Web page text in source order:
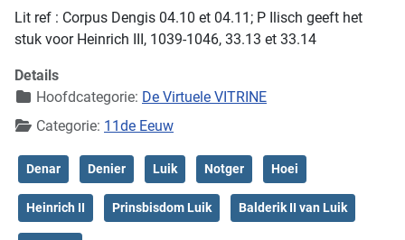
Lit ref : Corpus Dengis 04.10 et 04.11; P Ilisch geeft het
stuk voor Heinrich III, 1039-1046, 33.13 et 33.14
Details
Hoofdcategorie: De Virtuele VITRINE
Categorie: 11de Eeuw
Denar Denier Luik Notger Hoei
Heinrich II Prinsbisdom Luik Balderik II van Luik